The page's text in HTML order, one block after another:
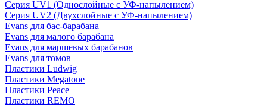
Серия UV1 (Однослойные с УФ-напылением)
Серия UV2 (Двухслойные с УФ-напылением)
Evans для бас-барабана
Evans для малого барабана
Evans для маршевых барабанов
Evans для томов
Пластики Ludwig
Пластики Megatone
Пластики Peace
Пластики REMO